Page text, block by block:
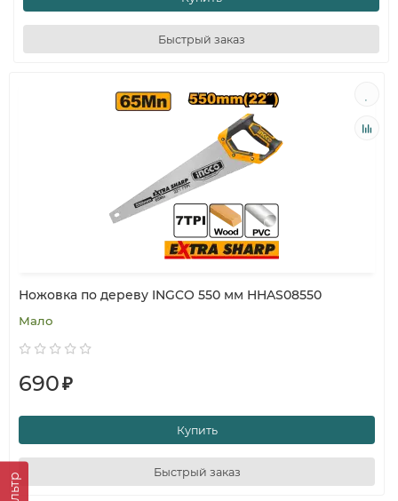
Быстрый заказ
Ножовка по дереву INGCO 550 мм HHAS08550
Мало
690₽
Купить
Быстрый заказ